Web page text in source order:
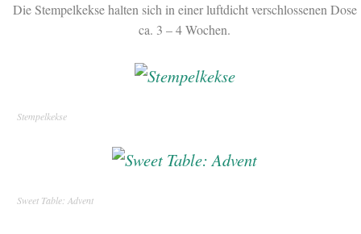
Die Stempelkekse halten sich in einer luftdicht verschlossenen Dose
ca. 3 – 4 Wochen.
Stempelkekse
Sweet Table: Advent